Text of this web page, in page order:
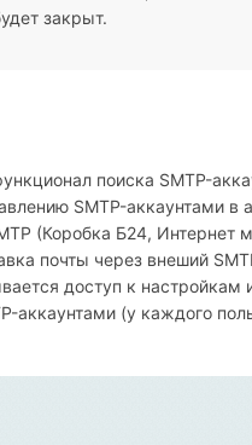
закрыт.
поиска SMTP-
SMTP-аккаунтами в
(Коробка Б24, Интернет
почты через внеший
доступ к настройкам
аккаунтами (у каждого